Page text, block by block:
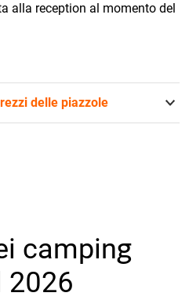
alla reception al momento del
delle piazzole
camping
2026